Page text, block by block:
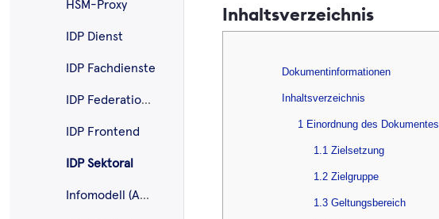
HSM-Proxy
IDP Dienst
IDP Fachdienste
IDP Federation Master
IDP Frontend
IDP Sektoral
Infomodell (AMTS)
Inhaltsverzeichnis
Dokumentinformationen
Inhaltsverzeichnis
1 Einordnung des Dokumentes
1.1 Zielsetzung
1.2 Zielgruppe
1.3 Geltungsbereich